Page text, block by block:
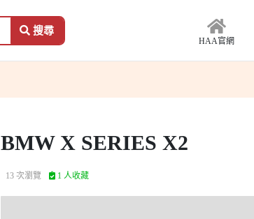
搜尋
HAA官網
BMW X SERIES X2
13 次瀏覽 1 人收藏